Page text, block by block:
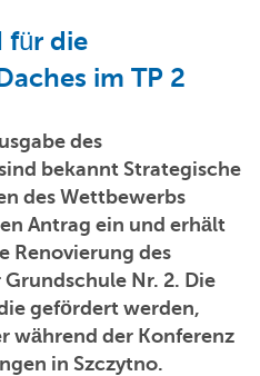
für die
im TP 2
des
bekannt Strategische
des Wettbewerbs
Antrag ein und erhält
Renovierung des
Grundschule Nr. 2. Die
gefördert werden,
während der Konferenz
in Szczytno.